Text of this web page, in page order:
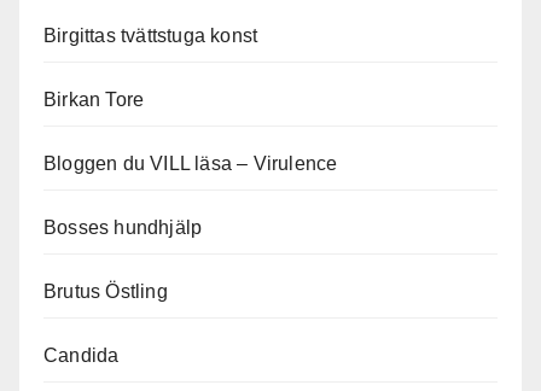
Birgittas tvättstuga konst
Birkan Tore
Bloggen du VILL läsa – Virulence
Bosses hundhjälp
Brutus Östling
Candida